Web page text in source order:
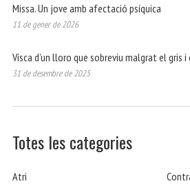
Missa. Un jove amb afectació psíquica
11 de gener de 2026
Visca d’un lloro que sobreviu malgrat el gris
31 de desembre de 2025
Totes les categories
Atri